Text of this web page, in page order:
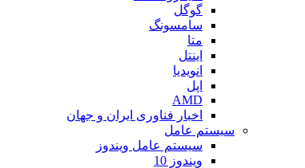
گوگل
سامسونگ
متا
اینتل
انویدیا
اپل
AMD
اخبار فناوری ایران و جهان
سیستم عامل
سیستم عامل ویندوز
ویندوز 10